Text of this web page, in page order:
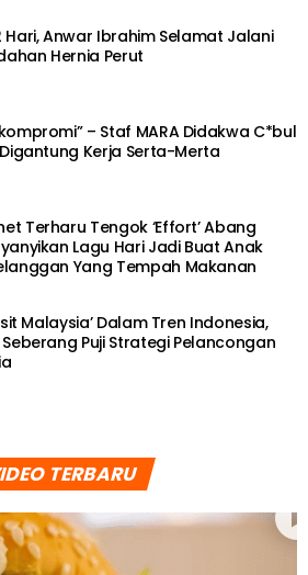
Hari, Anwar Ibrahim Selamat Jalani
Hernia Perut
– Staf MARA Didakwa C*bul
Kerja Serta-Merta
Terharu Tengok ‘Effort’ Abang
Lagu Hari Jadi Buat Anak
Yang Tempah Makanan
Malaysia’ Dalam Tren Indonesia,
Seberang Puji Strategi Pelancongan
TERBARU